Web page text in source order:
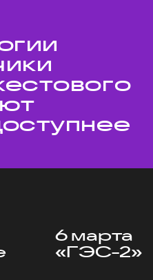
6 марта
«ГЭС-2»